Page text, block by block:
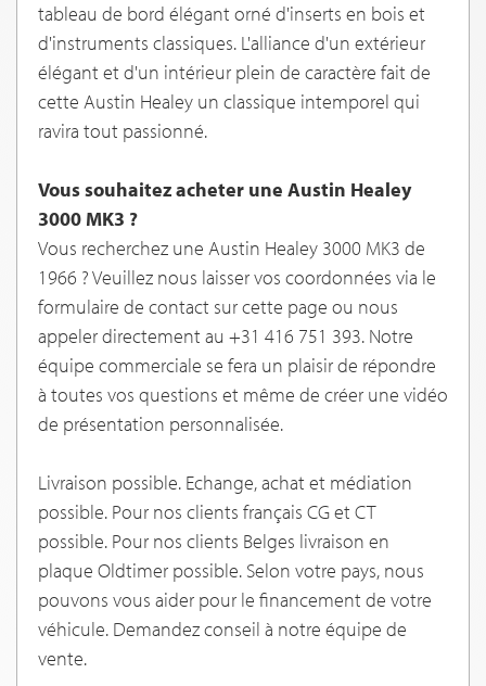
tableau de bord élégant orné d'inserts en bois et
d'instruments classiques. L'alliance d'un extérieur
élégant et d'un intérieur plein de caractère fait de
cette Austin Healey un classique intemporel qui
ravira tout passionné.
Vous souhaitez acheter une Austin Healey
3000 MK3 ?
Vous recherchez une Austin Healey 3000 MK3 de
1966 ? Veuillez nous laisser vos coordonnées via le
formulaire de contact sur cette page ou nous
appeler directement au +31 416 751 393. Notre
équipe commerciale se fera un plaisir de répondre
à toutes vos questions et même de créer une vidéo
de présentation personnalisée.
Livraison possible. Echange, achat et médiation
possible. Pour nos clients français CG et CT
possible. Pour nos clients Belges livraison en
plaque Oldtimer possible. Selon votre pays, nous
pouvons vous aider pour le financement de votre
véhicule. Demandez conseil à notre équipe de
vente.